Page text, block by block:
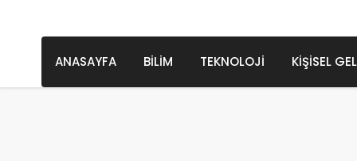
ANASAYFA BILIM TEKNOLOJI KIŞISEL